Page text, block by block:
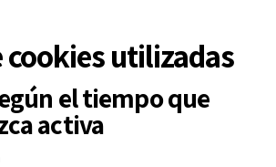
cookies utilizadas
el tiempo que
activa